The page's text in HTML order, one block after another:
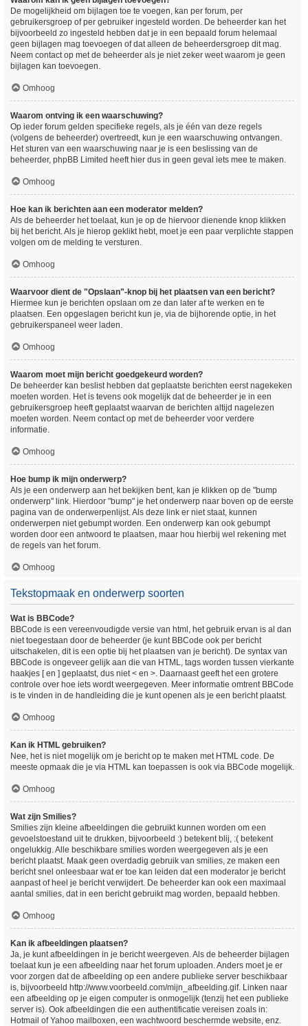
De mogelijkheid om bijlagen toe te voegen, kan per forum, per
gebruikersgroep of per gebruiker ingesteld worden. De beheerder kan het
bijvoorbeeld zo ingesteld hebben dat je in een bepaald forum helemaal
geen bijlagen mag toevoegen of dat alleen de beheerdersgroep dit mag.
Neem contact op met de beheerder als je niet zeker weet waarom je geen
bijlagen kan toevoegen.
Omhoog
Waarom ontving ik een waarschuwing?
Op ieder forum gelden specifieke regels, als je één van deze regels
(volgens de beheerder) overtreedt, kun je een waarschuwing ontvangen.
Het sturen van een waarschuwing naar je is een beslissing van de
beheerder, phpBB Limited heeft hier dus in geen geval iets mee te maken.
Omhoog
Hoe kan ik berichten aan een moderator melden?
Als de beheerder het toelaat, kun je op de hiervoor dienende knop klikken
bij het bericht. Als je hierop geklikt hebt, moet je een paar verplichte stappen
volgen om de melding te versturen.
Omhoog
Waarvoor dient de "Opslaan"-knop bij het plaatsen van een bericht?
Hiermee kun je berichten opslaan om ze dan later af te werken en te
plaatsen. Een opgeslagen bericht kun je, via de bijhorende optie, in het
gebruikerspaneel weer laden.
Omhoog
Waarom moet mijn bericht goedgekeurd worden?
De beheerder kan beslist hebben dat geplaatste berichten eerst nagekeken
moeten worden. Het is tevens ook mogelijk dat de beheerder je in een
gebruikersgroep heeft geplaatst waarvan de berichten altijd nagelezen
moeten worden. Neem contact op met de beheerder voor verdere
informatie.
Omhoog
Hoe bump ik mijn onderwerp?
Als je een onderwerp aan het bekijken bent, kan je klikken op de "bump
onderwerp" link. Hierdoor "bump" je het onderwerp naar boven op de eerste
pagina van de onderwerpenlijst. Als deze link er niet staat, kunnen
onderwerpen niet gebumpt worden. Een onderwerp kan ook gebumpt
worden door een antwoord te plaatsen, maar hou hierbij wel rekening met
de regels van het forum.
Omhoog
Tekstopmaak en onderwerp soorten
Wat is BBCode?
BBCode is een vereenvoudigde versie van html, het gebruik ervan is al dan
niet toegestaan door de beheerder (je kunt BBCode ook per bericht
uitschakelen, dit is een optie bij het plaatsen van je bericht). De syntax van
BBCode is ongeveer gelijk aan die van HTML, tags worden tussen vierkante
haakjes [ en ] geplaatst, dus niet < en >. Daarnaast geeft het een grotere
controle over hoe iets wordt weergegeven. Meer informatie omtrent BBCode
is te vinden in de handleiding die je kunt openen als je een bericht plaatst.
Omhoog
Kan ik HTML gebruiken?
Nee, het is niet mogelijk om je bericht op te maken met HTML code. De
meeste opmaak die je via HTML kan toepassen is ook via BBCode mogelijk.
Omhoog
Wat zijn Smilies?
Smilies zijn kleine afbeeldingen die gebruikt kunnen worden om een
gevoelstoestand uit te drukken, bijvoorbeeld :) betekent blij, :( betekent
ongelukkig. Alle beschikbare smilies worden weergegeven als je een
bericht plaatst. Maak geen overdadig gebruik van smilies, ze maken een
bericht snel onleesbaar wat er toe kan leiden dat een moderator je bericht
aanpast of heel je bericht verwijdert. De beheerder kan ook een maximaal
aantal smilies, dat in een bericht gebruikt mag worden, bepaald hebben.
Omhoog
Kan ik afbeeldingen plaatsen?
Ja, je kunt afbeeldingen in je bericht weergeven. Als de beheerder bijlagen
toelaat kun je een afbeelding naar het forum uploaden. Anders moet je er
voor zorgen dat de afbeelding op een andere publieke server beschikbaar
is, bijvoorbeeld http://www.voorbeeld.com/mijn_afbeelding.gif. Linken naar
een afbeelding op je eigen computer is onmogelijk (tenzij het een publieke
server is). Ook afbeeldingen die een authentificatie vereisen zoals in:
Hotmail of Yahoo mailboxen, een wachtwoord beschermde website, enz.